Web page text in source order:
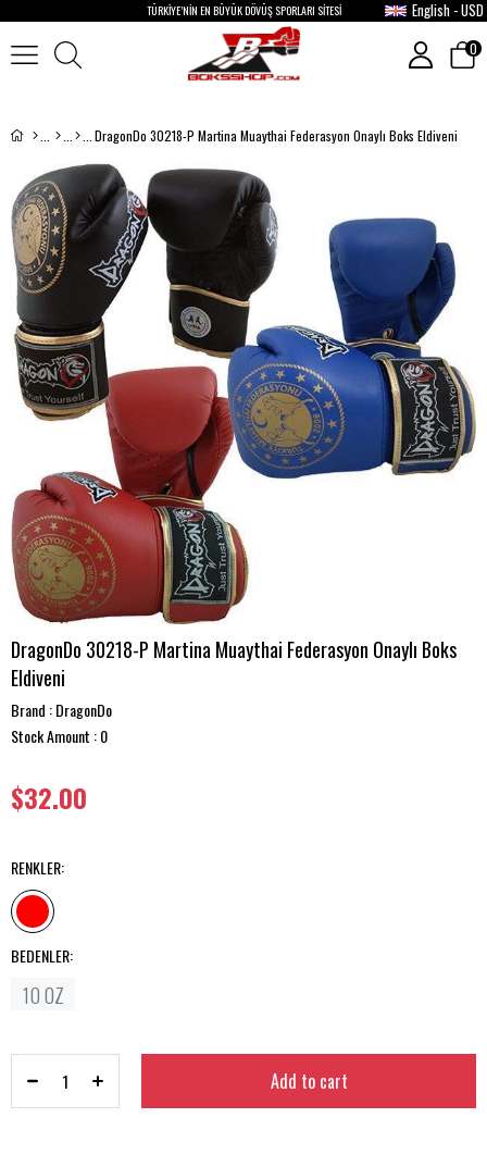
TÜRKİYE’NİN EN BÜYÜK DÖVÜŞ SPORLARI SİTESİ English - USD
0
DragonDo 30218-P Martina Muaythai Federasyon Onaylı Boks Eldiveni
DragonDo 30218-P Martina Muaythai Federasyon Onaylı Boks
Eldiveni
Brand :DragonDo
Stock Amount :0
$32.00
RENKLER:
BEDENLER:
10 OZ